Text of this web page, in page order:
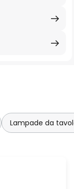
Lampade da